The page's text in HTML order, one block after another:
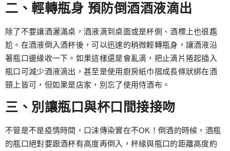
二、輕轉瓶身 預防倒酒酒液滴出
除了不要讓酒灑滿桌，酒液滴到桌面或是杯側、酒標上也很尷
尬。在酒液倒入酒杯後，可以迅速的稍微輕轉瓶身，讓酒液沿
著瓶口邊緣收一下。如果這樣還是會亂滴，把止滴片捲起插入
瓶口可減少酒液滴出，甚至是使用廚房紙巾摺成長條狀綁在酒
頸上皆可，但如果是店家，別忘了使用侍酒布。
三、別讓瓶口與杯口間接接吻
不管是不是疫情時間，口沫傳染實在不OK！倒酒的時候，酒瓶
的瓶口絕對要跟酒杯有高度再倒入，杯緣與瓶口的距離高度約